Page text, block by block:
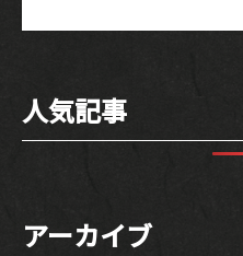
人気記事
アーカイブ